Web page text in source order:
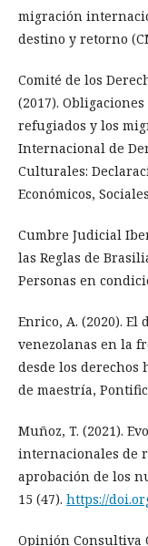
migración
destino y retorno
Comité de los
(2017).
refugiados y los
Internacional de
Culturales:
Económicos,
Cumbre Judicial
las Reglas de
Personas en
Enrico, A. (2020). El
venezolanas en la
desde los derechos
de maestría,
Muñoz, T. (2021).
internacionales de
aprobación de los
15 (47). https://
Opinión Consultiva